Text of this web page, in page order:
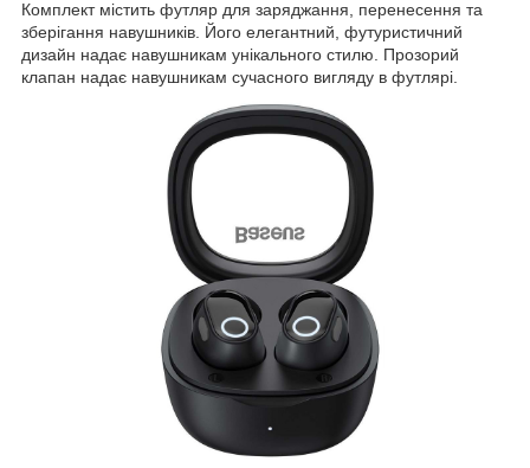
Комплект містить футляр для заряджання, перенесення та
зберігання навушників. Його елегантний, футуристичний
дизайн надає навушникам унікального стилю. Прозорий
клапан надає навушникам сучасного вигляду в футлярі.